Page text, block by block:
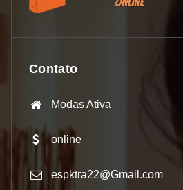
Contato
Modas Ativa
online
espktra22@Gmail.com